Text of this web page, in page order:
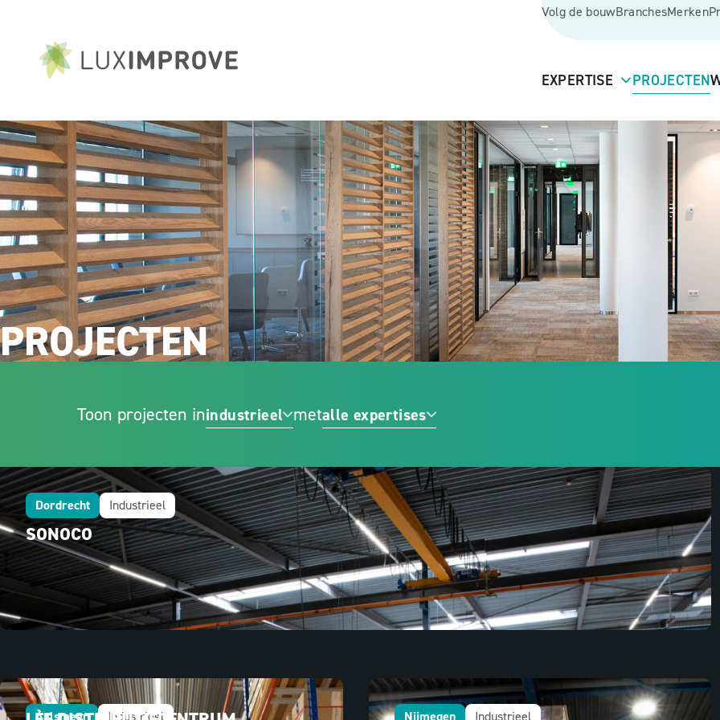
Volg de bouwBranchesMerken
EXPERTISE PROJECTEN
PROJECTEN
Toon projecten inindustrieel metalle expertises
Dordrecht Industrieel
SONOCO
Aalsmeer Industrieel Nijmegen Industrieel